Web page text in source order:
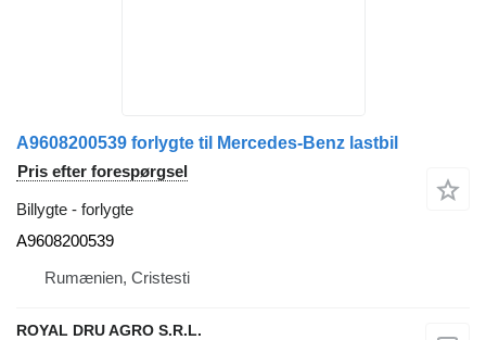
A9608200539 forlygte til Mercedes-Benz lastbil
Pris efter forespørgsel
Billygte - forlygte
A9608200539
Rumænien, Cristesti
ROYAL DRU AGRO S.R.L.